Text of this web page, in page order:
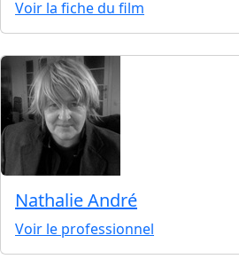
Voir la fiche du film
Nathalie André
Voir le professionnel